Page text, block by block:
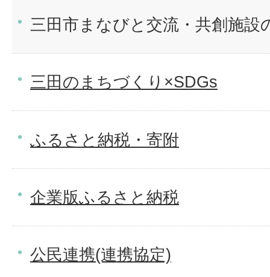
三田市まなびと交流・共創施設
三田のまちづくり×SDGs
ふるさと納税・寄附
企業版ふるさと納税
公民連携(連携協定)